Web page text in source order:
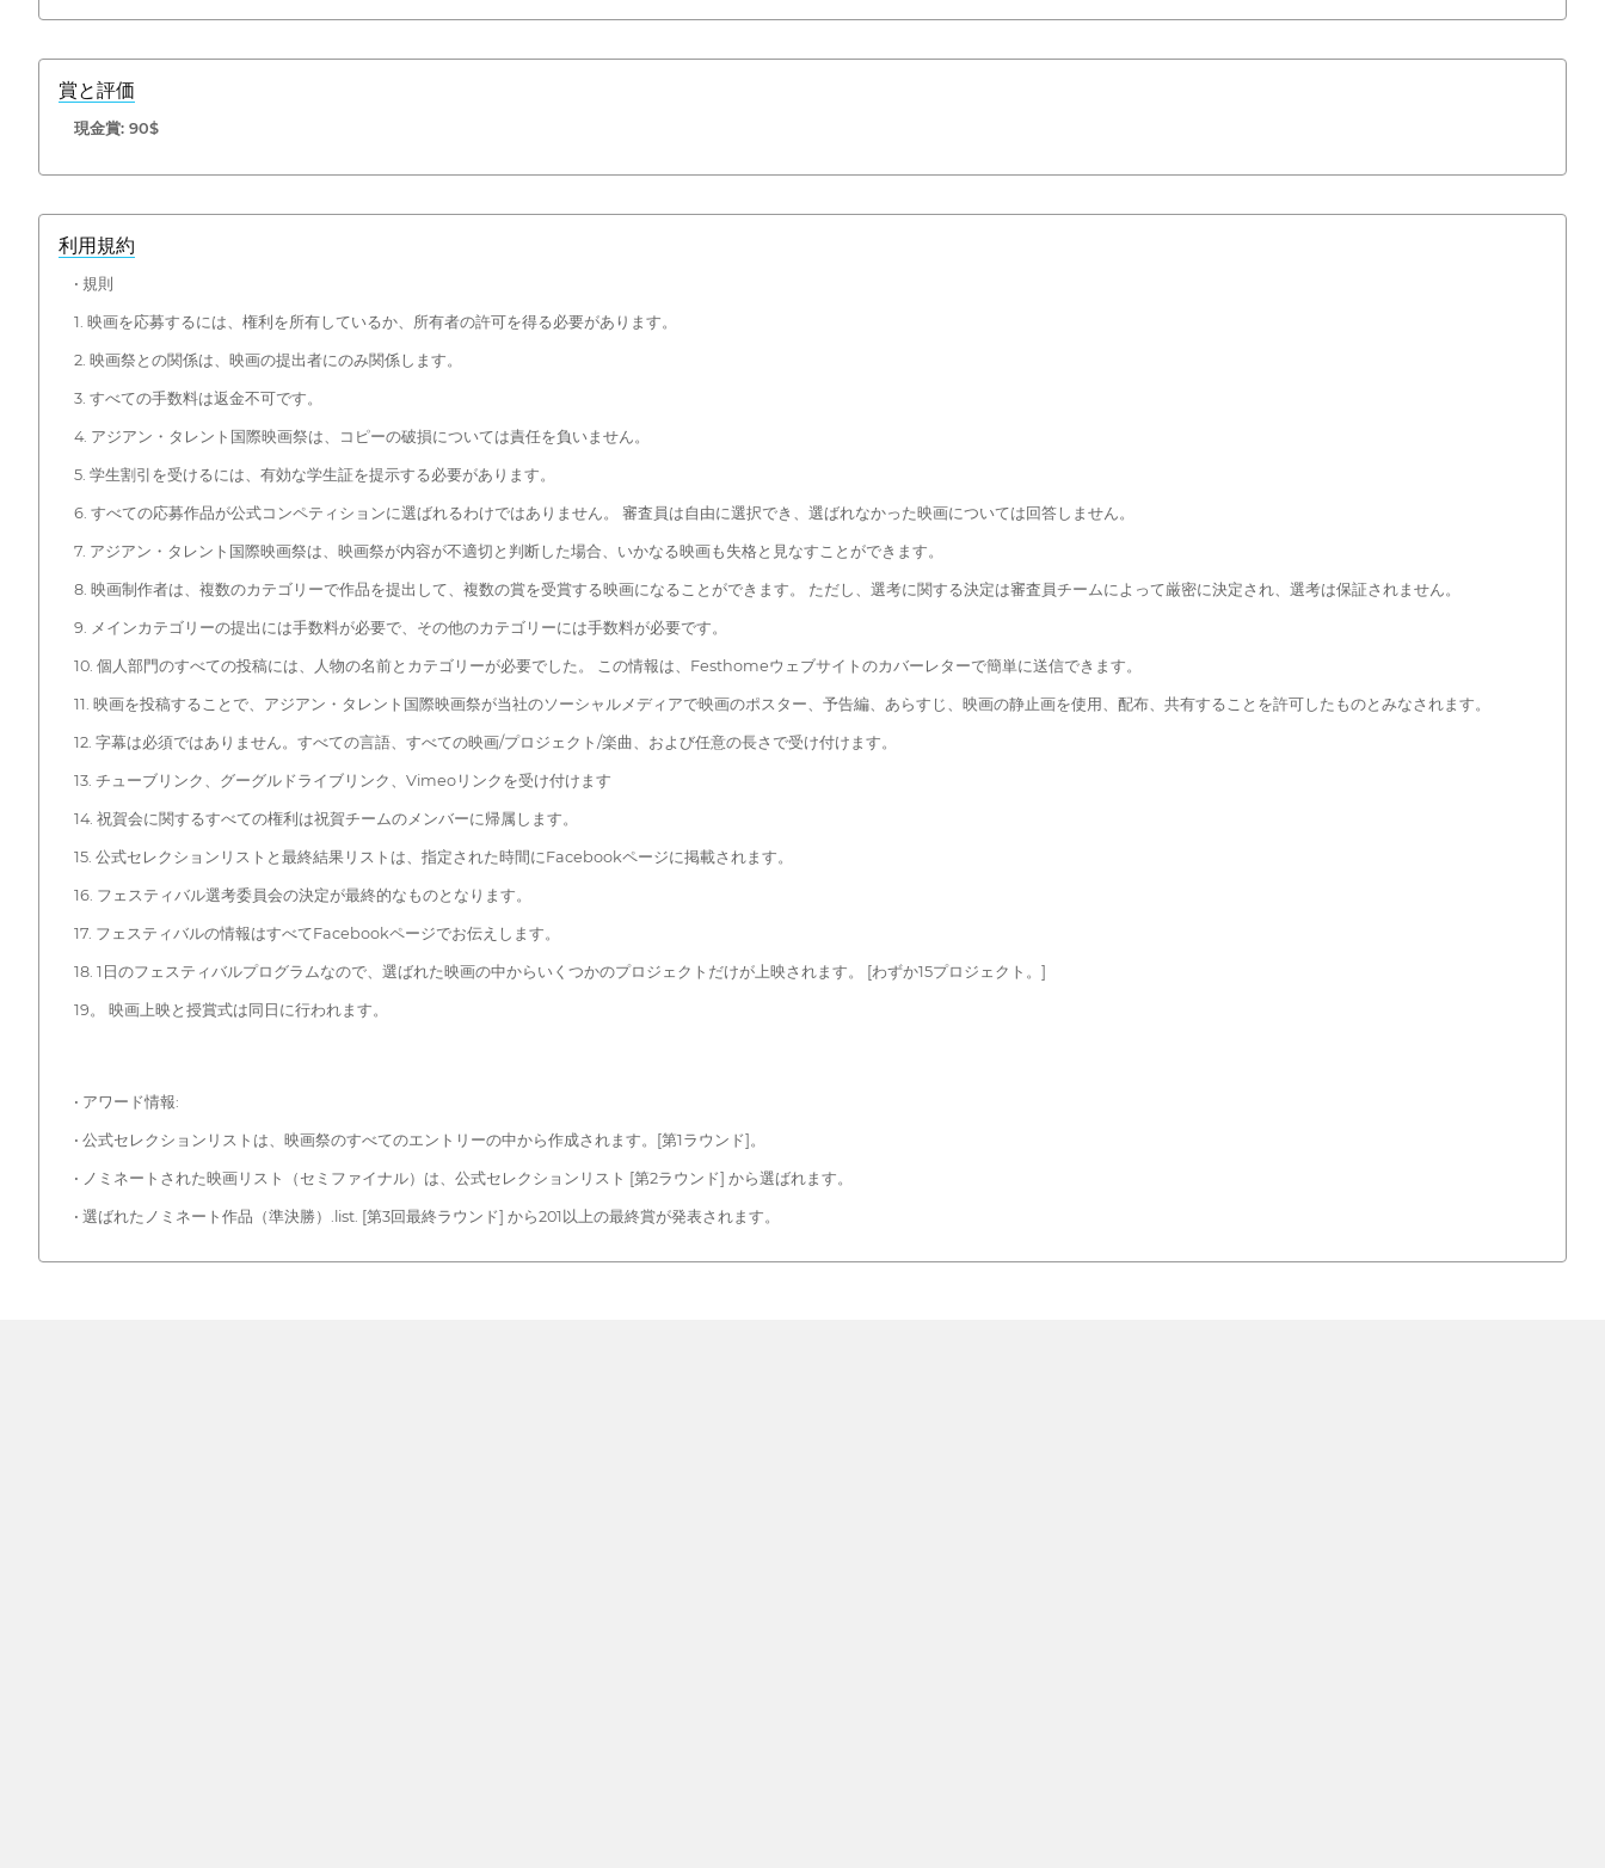
賞と評価
現金賞: 90$
利用規約
• 規則
1. 映画を応募するには、権利を所有しているか、所有者の許可を得る必要があります。
2. 映画祭との関係は、映画の提出者にのみ関係します。
3. すべての手数料は返金不可です。
4. アジアン・タレント国際映画祭は、コピーの破損については責任を負いません。
5. 学生割引を受けるには、有効な学生証を提示する必要があります。
6. すべての応募作品が公式コンペティションに選ばれるわけではありません。 審査員は自由に選択でき、選ばれなかった映画については回答しません。
7. アジアン・タレント国際映画祭は、映画祭が内容が不適切と判断した場合、いかなる映画も失格と見なすことができます。
8. 映画制作者は、複数のカテゴリーで作品を提出して、複数の賞を受賞する映画になることができます。 ただし、選考に関する決定は審査員チームによって厳密に決定され、選考は保証されません。
9. メインカテゴリーの提出には手数料が必要で、その他のカテゴリーには手数料が必要です。
10. 個人部門のすべての投稿には、人物の名前とカテゴリーが必要でした。 この情報は、Festhomeウェブサイトのカバーレターで簡単に送信できます。
11. 映画を投稿することで、アジアン・タレント国際映画祭が当社のソーシャルメディアで映画のポスター、予告編、あらすじ、映画の静止画を使用、配布、共有することを許可したものとみなされます。
12. 字幕は必須ではありません。すべての言語、すべての映画/プロジェクト/楽曲、および任意の長さで受け付けます。
13. チューブリンク、グーグルドライブリンク、Vimeoリンクを受け付けます
14. 祝賀会に関するすべての権利は祝賀チームのメンバーに帰属します。
15. 公式セレクションリストと最終結果リストは、指定された時間にFacebookページに掲載されます。
16. フェスティバル選考委員会の決定が最終的なものとなります。
17. フェスティバルの情報はすべてFacebookページでお伝えします。
18. 1日のフェスティバルプログラムなので、選ばれた映画の中からいくつかのプロジェクトだけが上映されます。 [わずか15プロジェクト。]
19。 映画上映と授賞式は同日に行われます。
• アワード情報:
• 公式セレクションリストは、映画祭のすべてのエントリーの中から作成されます。[第1ラウンド]。
• ノミネートされた映画リスト（セミファイナル）は、公式セレクションリスト [第2ラウンド] から選ばれます。
• 選ばれたノミネート作品（準決勝）.list. [第3回最終ラウンド] から201以上の最終賞が発表されます。